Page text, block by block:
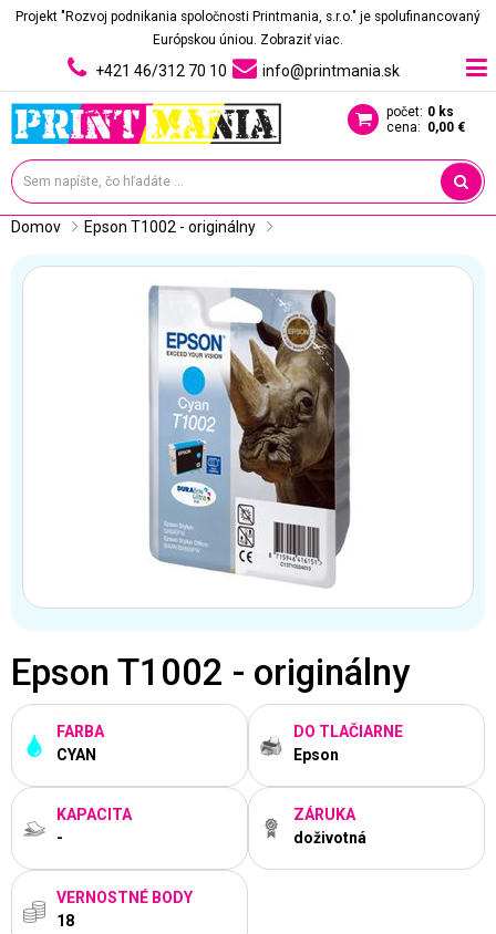
Projekt "Rozvoj podnikania spoločnosti Printmania, s.r.o." je spolufinancovaný
Európskou úniou. Zobraziť viac.
+421 46/312 70 10 info@printmania.sk
počet: 0 ks
cena: 0,00 €
Domov Epson T1002 - originálny
Epson T1002 - originálny
FARBA
CYAN
DO TLAČIARNE
Epson
KAPACITA
-
ZÁRUKA
doživotná
VERNOSTNÉ BODY
18